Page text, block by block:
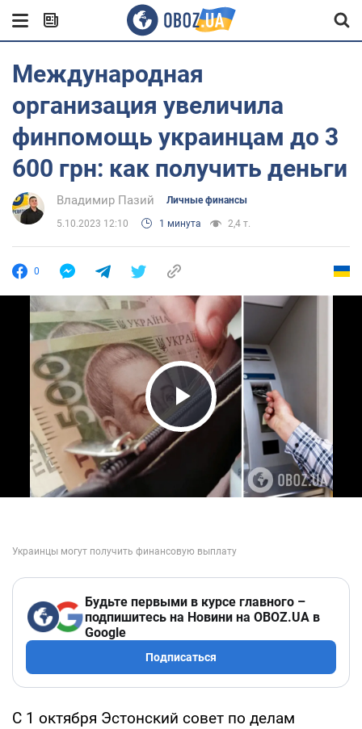
Международная
организация увеличила
финпомощь украинцам до 3
600 грн: как получить деньги
Владимир Пазий Личные финансы
5.10.2023 12:10 1 минута 2,4 т.
0
Play Video
Будьте первыми в курсе главного –
подпишитесь на Новини на OBOZ.UA в
Google
Подписаться
С 1 октября Эстонский совет по делам